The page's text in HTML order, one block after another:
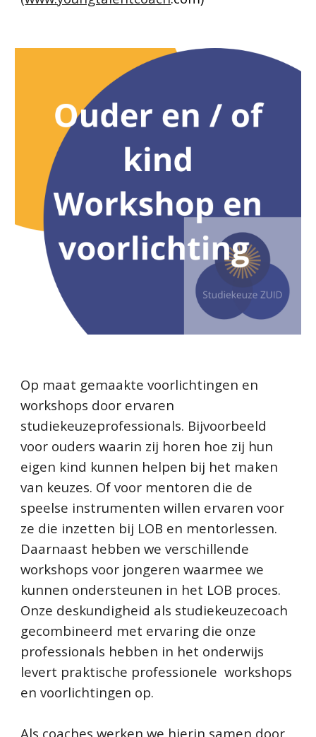
Op maat gemaakte voorlichtingen en
workshops door ervaren
studiekeuzeprofessionals. Bijvoorbeeld
voor ouders waarin zij horen hoe zij hun
eigen kind kunnen helpen bij het maken
van keuzes. Of voor mentoren die de
speelse instrumenten willen ervaren voor
ze die inzetten bij LOB en mentorlessen.
Daarnaast hebben we verschillende
workshops voor jongeren waarmee we
kunnen ondersteunen in het LOB proces.
Onze deskundigheid als studiekeuzecoach
gecombineerd met ervaring die onze
professionals hebben in het onderwijs
levert praktische professionele workshops
en voorlichtingen op.
Als coaches werken we hierin samen door